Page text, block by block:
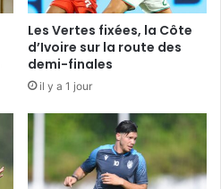
Les Vertes fixées, la Côte
d’Ivoire sur la route des
demi-finales
il y a 1 jour